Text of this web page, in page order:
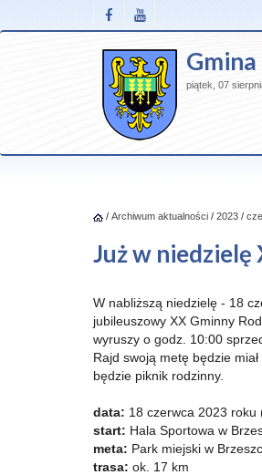
Gmina
piątek, 07
/ Archiwum aktualności / 2023 /
Już w
W nabliższą niedzielę - 18
jubileuszowy XX Gminny
wyruszy o godz. 10:00
Rajd swoją metę będzie
będzie piknik rodzinny.
data: 18 czerwca 2023 roku
start: Hala Sportowa w
meta: Park miejski w
trasa: ok. 17 km